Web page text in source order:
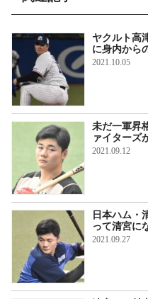
ヤクルト高
に身内から
2021.10.05
未だ一軍昇
ァイターズ
2021.09.12
日本ハム・
って清宮に
2021.09.27